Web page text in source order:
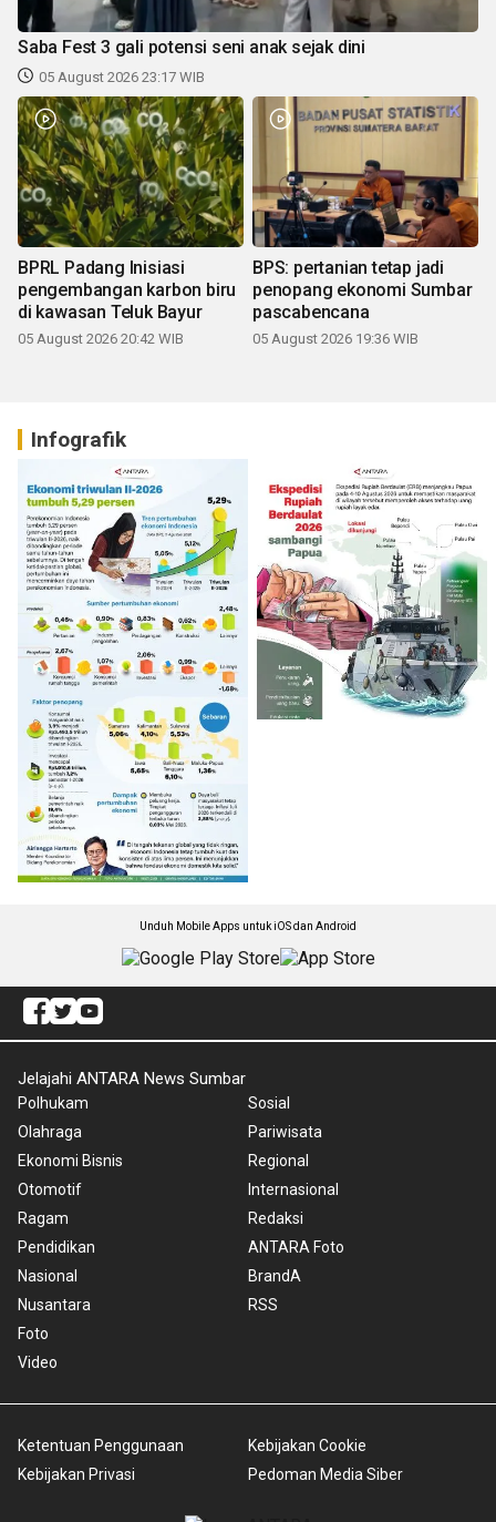
Saba Fest 3 gali potensi seni anak sejak dini
05 August 2026 23:17 WIB
BPRL Padang Inisiasi
pengembangan karbon biru
di kawasan Teluk Bayur
05 August 2026 20:42 WIB
BPS: pertanian tetap jadi
penopang ekonomi Sumbar
pascabencana
05 August 2026 19:36 WIB
Infografik
Unduh Mobile Apps untuk iOS dan Android
Jelajahi ANTARA News Sumbar
Polhukam
Olahraga
Ekonomi Bisnis
Otomotif
Ragam
Pendidikan
Nasional
Nusantara
Foto
Video
Sosial
Pariwisata
Regional
Internasional
Redaksi
ANTARA Foto
BrandA
RSS
Ketentuan Penggunaan
Kebijakan Privasi
Kebijakan Cookie
Pedoman Media Siber